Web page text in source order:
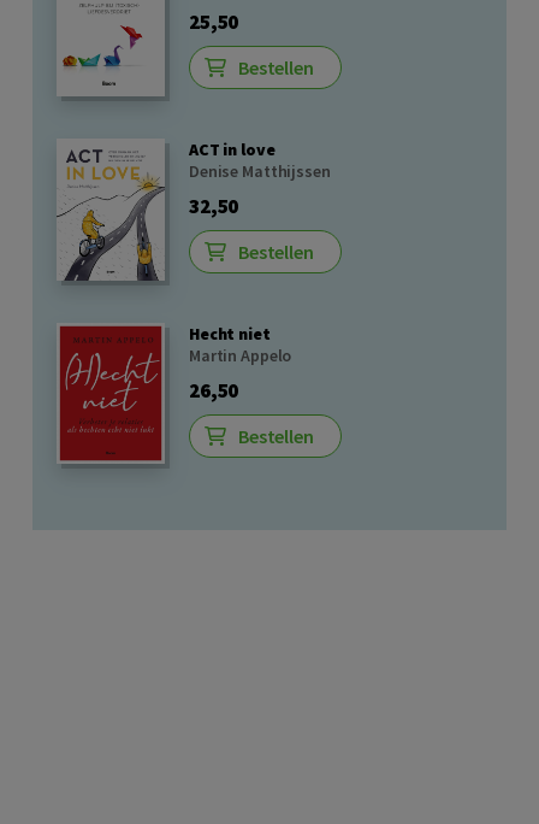
25,50
Bestellen
ACT in love
Denise Matthijssen
32,50
Bestellen
Hecht niet
Martin Appelo
26,50
Bestellen